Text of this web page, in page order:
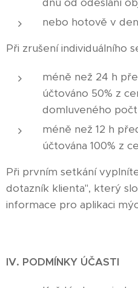
nebo hotově v
Při zrušení individuálního
méně než 24 h
účtováno 50% z
domluveného
méně než 12 h
účtována 100% z
Při prvním setkání
dotazník klienta", který
informace pro aplikaci
IV. PODMÍNKY ÚČASTI